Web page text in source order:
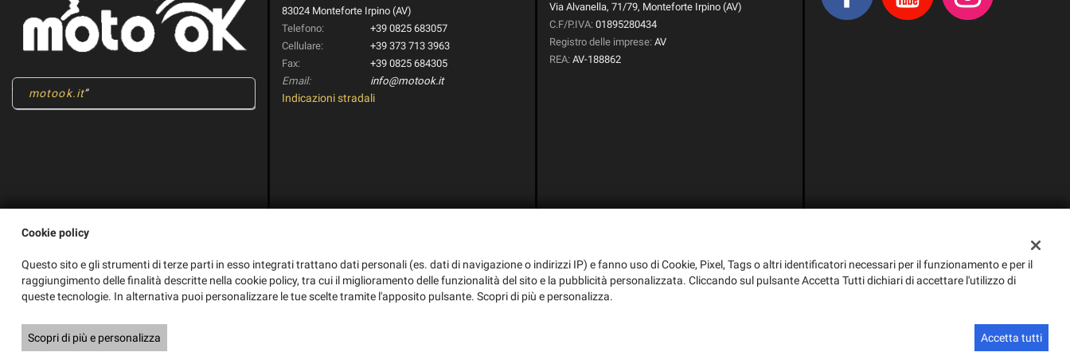
motook.it
83024 Monteforte Irpino (AV)
Telefono:
+39 0825 683057
Cellulare:
+39 373 713 3963
Fax:
+39 0825 684305
Email:
info@motook.it
Indicazioni stradali
Via Alvanella, 71/79, Monteforte Irpino (AV)
C.F/P.IVA: 01895280434
Registro delle imprese: AV
REA: AV-188862
Copyright © 2026 GestionaleAuto.com S.r.l., Tutti i diritti riservati - GestionaleAuto.com
Cookie policy
Questo sito e gli strumenti di terze parti in esso integrati trattano dati personali (es. dati di navigazione o indirizzi IP) e fanno uso di Cookie, Pixel, Tags o altri identificatori necessari per il funzionamento e per il
raggiungimento delle finalità descritte nella cookie policy, tra cui il miglioramento delle funzionalità del sito e la pubblicità personalizzata. Cliccando sul pulsante Accetta Tutti dichiari di accettare l'utilizzo di
queste tecnologie. In alternativa puoi personalizzare le tue scelte tramite l'apposito pulsante. Scopri di più e personalizza.
Scopri di più e personalizza Accetta tutti